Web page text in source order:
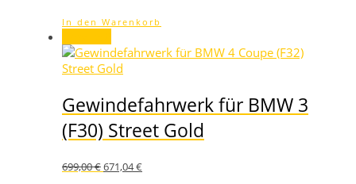
In den Warenkorb
Gewindefahrwerk für BMW 3
(F30) Street Gold
699,00€Ursprünglicher
671,04€Aktueller